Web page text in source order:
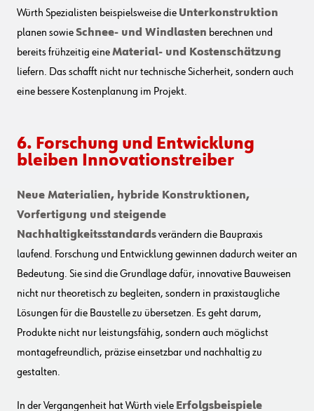
Würth Spezialisten beispielsweise die Unterkonstruktion
planen sowieSchnee- und Windlasten berechnen und
bereits frühzeitig eineMaterial- und Kostenschätzung
liefern. Das schafft nicht nur technische Sicherheit, sondern auch
eine bessere Kostenplanung im Projekt.
6. Forschung und Entwicklung
bleiben Innovationstreiber
Neue Materialien, hybride Konstruktionen,
Vorfertigung und steigende
Nachhaltigkeitsstandardsverändern die Baupraxis
laufend. Forschung und Entwicklung gewinnen dadurch weiter an
Bedeutung. Sie sind die Grundlage dafür, innovative Bauweisen
nicht nur theoretisch zu begleiten, sondern in praxistaugliche
Lösungen für die Baustelle zu übersetzen. Es geht darum,
Produkte nicht nur leistungsfähig, sondern auch möglichst
montagefreundlich, präzise einsetzbar und nachhaltig zu
gestalten.
In der Vergangenheit hat Würth viele Erfolgsbeispiele